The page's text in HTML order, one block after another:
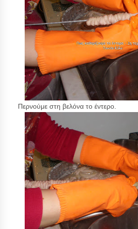
Περνούμε στη βελόνα το έντερο.